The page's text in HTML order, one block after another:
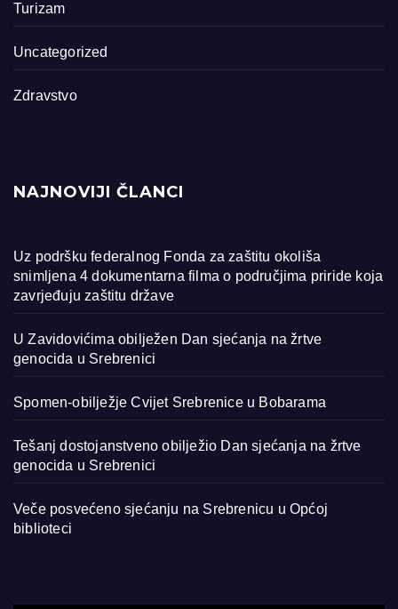
Turizam
Uncategorized
Zdravstvo
NAJNOVIJI ČLANCI
Uz podršku federalnog Fonda za zaštitu okoliša
snimljena 4 dokumentarna filma o područjima priride koja
zavrjeđuju zaštitu države
U Zavidovićima obilježen Dan sjećanja na žrtve
genocida u Srebrenici
Spomen-obilježje Cvijet Srebrenice u Bobarama
Tešanj dostojanstveno obilježio Dan sjećanja na žrtve
genocida u Srebrenici
Veče posvećeno sjećanju na Srebrenicu u Općoj
biblioteci